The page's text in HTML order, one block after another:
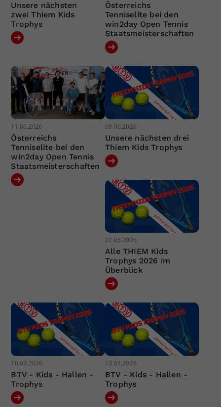
Unsere nächsten
zwei Thiem Kids
Trophys
Österreichs
Tenniselite bei den
win2day Open Tennis
Staatsmeisterschaften
11.06.2026
Österreichs
Tenniselite bei den
win2day Open Tennis
Staatsmeisterschaften
08.06.2026
Unsere nächsten drei
Thiem Kids Trophys
22.05.2026
Alle THIEM Kids
Trophys 2026 im
Überblick
10.03.2026
BTV - Kids - Hallen -
Trophys
13.01.2026
BTV - Kids - Hallen -
Trophys